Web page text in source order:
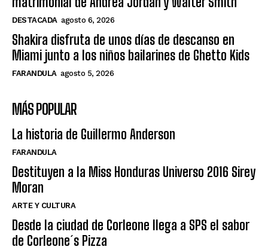
DESTACADA agosto 6, 2026
Shakira disfruta de unos días de descanso en
Miami junto a los niños bailarines de Ghetto Kids
FARANDULA agosto 5, 2026
MÁS POPULAR
La historia de Guillermo Anderson
FARANDULA
Destituyen a la Miss Honduras Universo 2016 Sirey
Moran
ARTE Y CULTURA
Desde la ciudad de Corleone llega a SPS el sabor
de Corleone´s Pizza